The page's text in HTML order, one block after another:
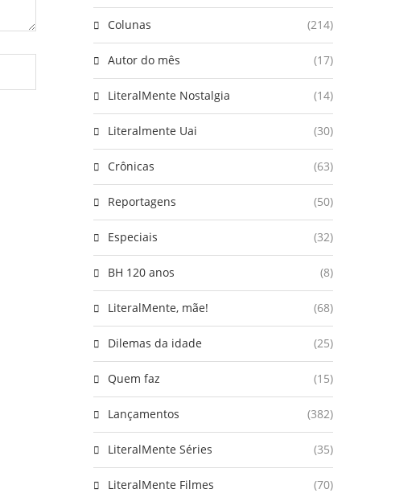
Colunas (214)
Autor do mês (17)
LiteralMente Nostalgia (14)
Literalmente Uai (30)
Crônicas (63)
Reportagens (50)
Especiais (32)
BH 120 anos (8)
LiteralMente, mãe! (68)
Dilemas da idade (25)
Quem faz (15)
Lançamentos (382)
LiteralMente Séries (35)
LiteralMente Filmes (70)